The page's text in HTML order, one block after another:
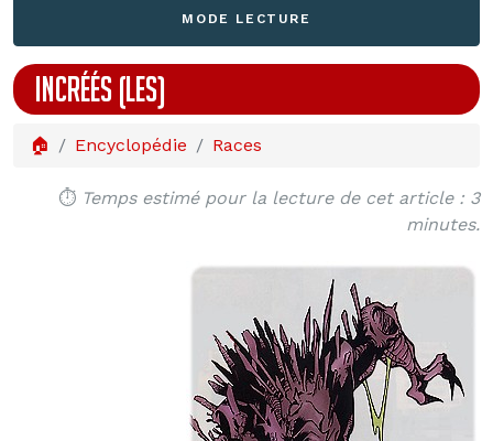
MODE LECTURE
INCRÉÉS (LES)
🏠 Encyclopédie Races
⏱️ Temps estimé pour la lecture de cet article : 3
minutes.